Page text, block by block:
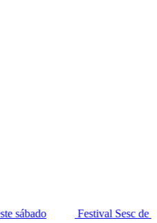
Festival Sesc de Música entra na